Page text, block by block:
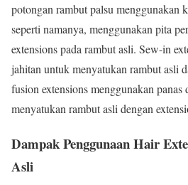
potongan rambut palsu menggunakan
seperti namanya, menggunakan pita
extensions pada rambut asli. Sew-in
jahitan untuk menyatukan rambut asli
fusion extensions menggunakan
menyatukan rambut asli dengan
Dampak Penggunaan Hair
Asli